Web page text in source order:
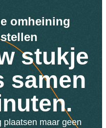
omheining
stukje
samen
plaatsen maar geen